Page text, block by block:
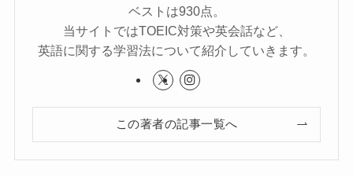
ベストは930点。
当サイトではTOEIC対策や英会話など、
英語に関する学習法について紹介していきます。
この著者の記事一覧へ